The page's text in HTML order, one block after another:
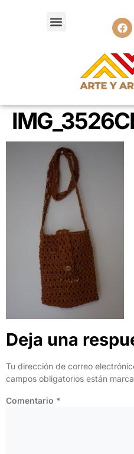
Deja una
Tu dirección de correo
campos obligatorios están
Comentario *